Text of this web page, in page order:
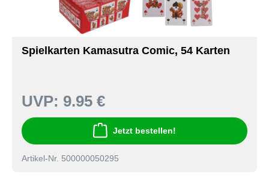
Spielkarten Kamasutra Comic, 54 Karten
UVP: 9.95 €
Jetzt bestellen!
Artikel-Nr. 500000050295